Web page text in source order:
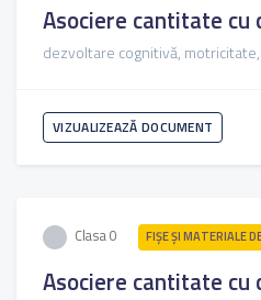
Asociere cantitate cu
dezvoltare cognitivă,
VIZUALIZEAZĂ DOCUMENT
Clasa 0 FIŞE ŞI MATERIALE
Asociere cantitate cu